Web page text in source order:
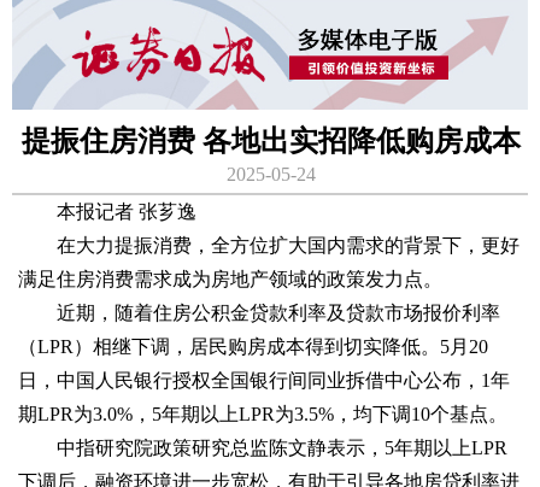
提振住房消费 各地出实招降低购房成本
2025-05-24
本报记者 张芗逸
在大力提振消费，全方位扩大国内需求的背景下，更好
满足住房消费需求成为房地产领域的政策发力点。
近期，随着住房公积金贷款利率及贷款市场报价利率
（LPR）相继下调，居民购房成本得到切实降低。5月20
日，中国人民银行授权全国银行间同业拆借中心公布，1年
期LPR为3.0%，5年期以上LPR为3.5%，均下调10个基点。
中指研究院政策研究总监陈文静表示，5年期以上LPR
下调后，融资环境进一步宽松，有助于引导各地房贷利率进